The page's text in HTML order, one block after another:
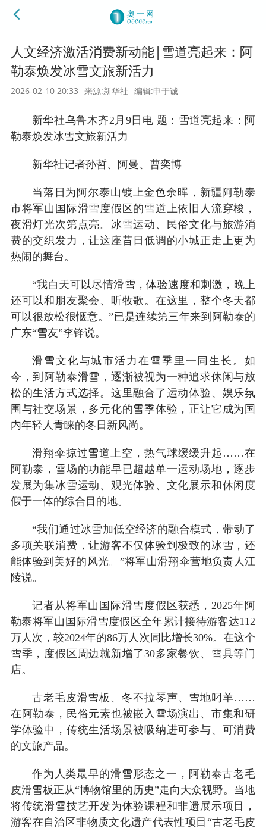
人文经济激活消费新动能|雪道亮起来：阿
勒泰焕发冰雪文旅新活力
2026-02-10 20:33 来源:新华社 编辑:申于诚
新华社乌鲁木齐2月9日电 题：雪道亮起来：阿
勒泰焕发冰雪文旅新活力
新华社记者孙哲、阿曼、曹奕博
当落日为阿尔泰山镀上金色余晖，新疆阿勒泰
市将军山国际滑雪度假区的雪道上依旧人流穿梭，
夜滑灯光次第点亮。冰雪运动、民俗文化与旅游消
费的交织发力，让这座昔日低调的小城正走上更为
热闹的舞台。
“我白天可以尽情滑雪，体验速度和刺激，晚上
还可以和朋友聚会、听牧歌。在这里，整个冬天都
可以很放松很惬意。”已是连续第三年来到阿勒泰的
广东“雪友”李锋说。
滑雪文化与城市活力在雪季里一同生长。如
今，到阿勒泰滑雪，逐渐被视为一种追求休闲与放
松的生活方式选择。这里融合了运动体验、娱乐氛
围与社交场景，多元化的雪季体验，正让它成为国
内年轻人青睐的冬日新风尚。
滑翔伞掠过雪道上空，热气球缓缓升起……在
阿勒泰，雪场的功能早已超越单一运动场地，逐步
发展为集冰雪运动、观光体验、文化展示和休闲度
假于一体的综合目的地。
“我们通过冰雪加低空经济的融合模式，带动了
多项关联消费，让游客不仅体验到极致的冰雪，还
能体验到美好的风光。”将军山滑翔伞营地负责人江
陵说。
记者从将军山国际滑雪度假区获悉，2025年阿
勒泰将军山国际滑雪度假区全年累计接待游客达112
万人次，较2024年的86万人次同比增长30%。在这个
雪季，度假区周边就新增了30多家餐饮、雪具等门
店。
古老毛皮滑雪板、冬不拉琴声、雪地叼羊……
在阿勒泰，民俗元素也被嵌入雪场演出、市集和研
学体验中，传统生活场景被吸纳进可参与、可消费
的文旅产品。
作为人类最早的滑雪形态之一，阿勒泰古老毛
皮滑雪板正从“博物馆里的历史”走向大众视野。当地
将传统滑雪技艺开发为体验课程和非遗展示项目，
游客在自治区非物质文化遗产代表性项目“古老毛皮